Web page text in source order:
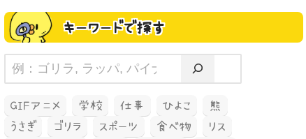
キーワードで探す
GIFアニメ 学校 仕事 ひよこ
熊
うさぎ
ゴリラ スポーツ 食べ物
リス